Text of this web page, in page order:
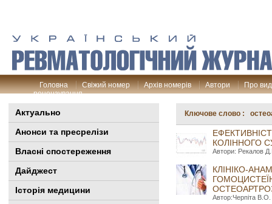
Головна Свіжий номер Архів номерів Автори
Про
рецензування
Актуально
Анонси та пресрелізи
Власні спостереження
Дайджест
Історія медицини
Ключове слово :
КОЛІННОГО
Автори: Рекалов
КЛІНІКО-
Автор:Черпіта